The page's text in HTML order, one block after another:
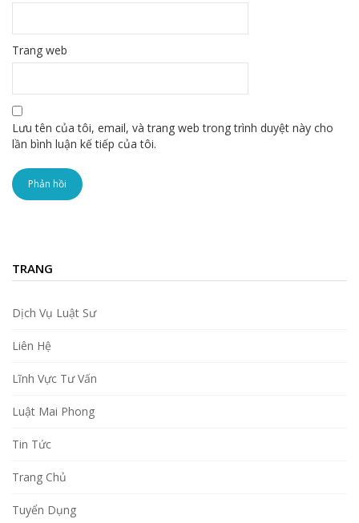
Trang web
Lưu tên của tôi, email, và trang web trong trình duyệt này cho
lần bình luận kế tiếp của tôi.
TRANG
Dịch Vụ Luật Sư
Liên Hệ
Lĩnh Vực Tư Vấn
Luật Mai Phong
Tin Tức
Trang Chủ
Tuyển Dụng